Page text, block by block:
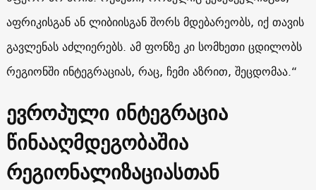
აფრიკისგან ან ლიბიისგან შორს მდებარეობს, იქ თავის
გავლენას აძლიერებს. ამ ფონზე კი სომხეთი ცდილობს
რეგიონში ინტეგრაციას, რაც, ჩემი აზრით, შეცდომაა.“
ევროპული ინტეგრაცია
წინააღმდეგობაშია
რეგიონალიზაციასთან